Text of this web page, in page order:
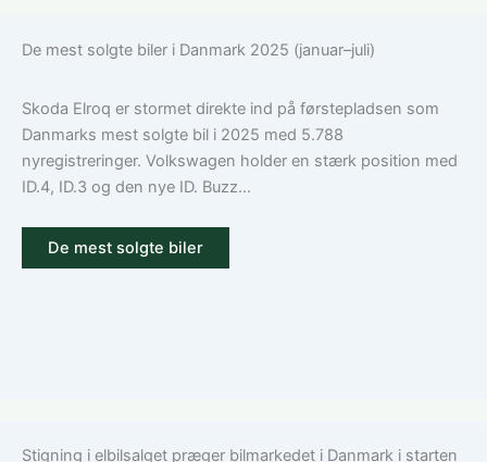
De mest solgte biler i Danmark 2025 (januar–juli)
Skoda Elroq er stormet direkte ind på førstepladsen som
Danmarks mest solgte bil i 2025 med 5.788
nyregistreringer. Volkswagen holder en stærk position med
ID.4, ID.3 og den nye ID. Buzz...
De mest solgte biler
Stigning i elbilsalget præger bilmarkedet i Danmark i starten